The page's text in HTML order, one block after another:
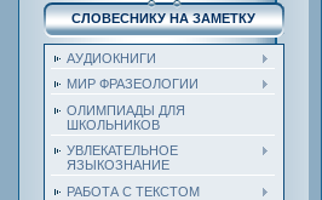
СЛОВЕСНИКУ НА ЗАМЕТКУ
АУДИОКНИГИ
МИР ФРАЗЕОЛОГИИ
ОЛИМПИАДЫ ДЛЯ
ШКОЛЬНИКОВ
УВЛЕКАТЕЛЬНОЕ
ЯЗЫКОЗНАНИЕ
РАБОТА С ТЕКСТОМ